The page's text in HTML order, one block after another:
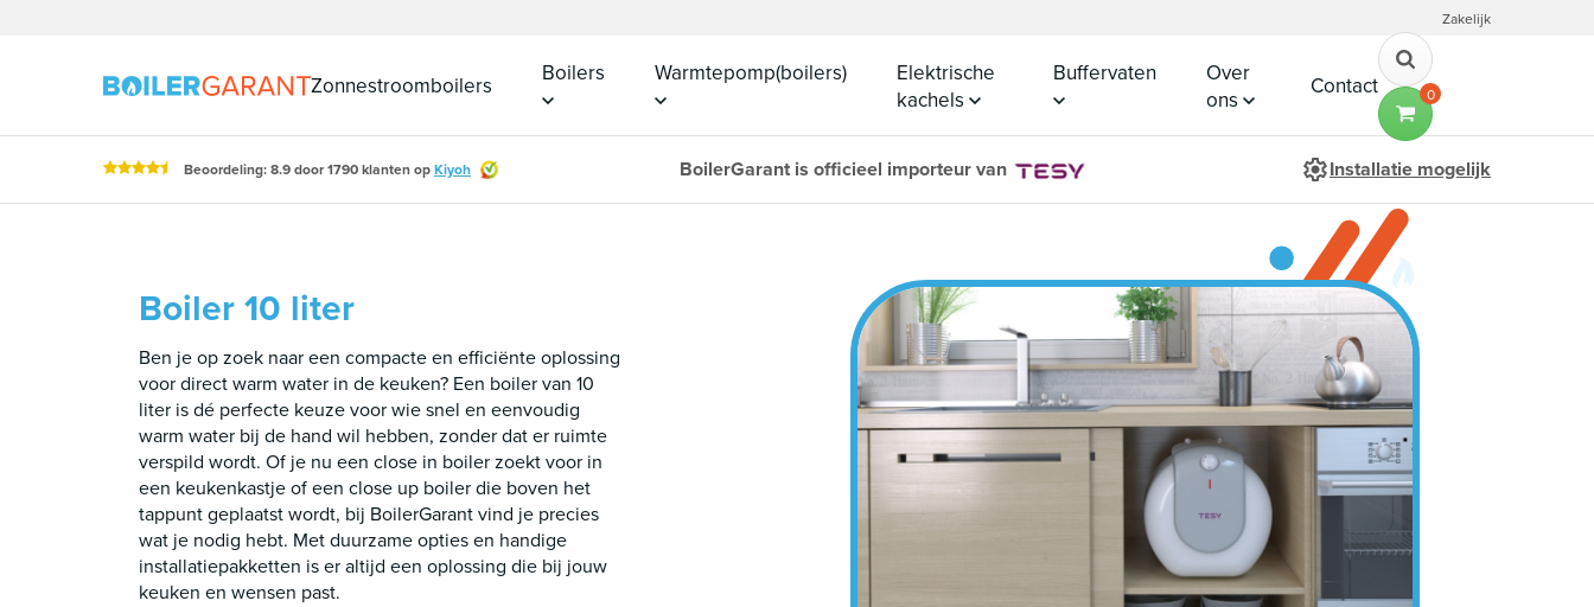
Zakelijk
Zonnestroomboilers Boilers Warmtepomp(boilers)
Elektrische
kachels
Buffervaten
Over
ons
Contact 0
Beoordeling: 8.9 door 1790 klanten opKiyoh BoilerGarant is officieel importeur van Installatie mogelijk
Boiler 10 liter
Ben je op zoek naar een compacte en efficiënte oplossing
voor direct warm water in de keuken? Een boiler van 10
liter is dé perfecte keuze voor wie snel en eenvoudig
warm water bij de hand wil hebben, zonder dat er ruimte
verspild wordt. Of je nu een close in boiler zoekt voor in
een keukenkastje of een close up boiler die boven het
tappunt geplaatst wordt, bij BoilerGarant vind je precies
wat je nodig hebt. Met duurzame opties en handige
installatiepakketten is er altijd een oplossing die bij jouw
keuken en wensen past.